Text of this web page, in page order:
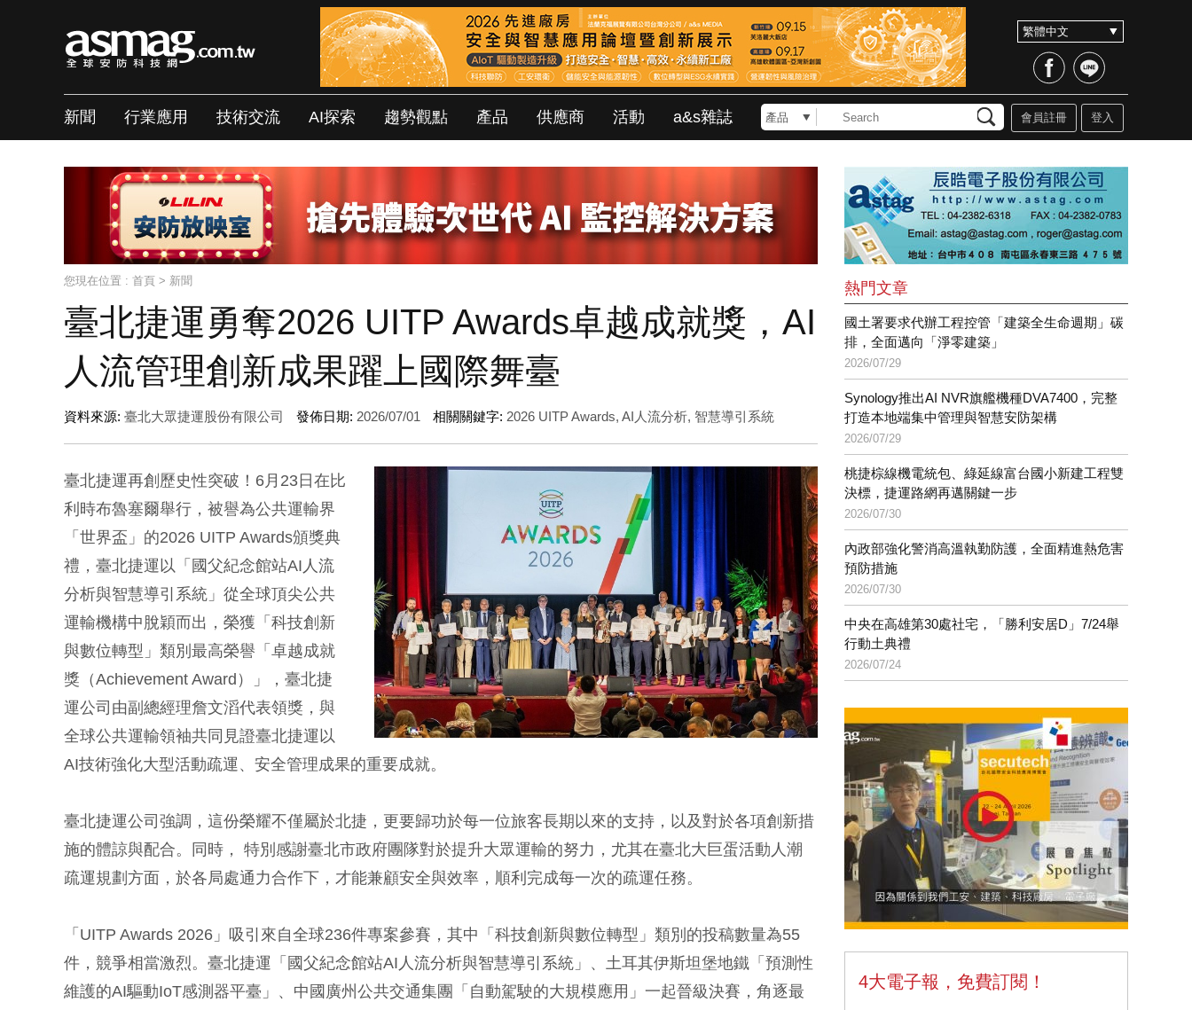
新聞 行業應用 技術交流 AI探索 趨勢觀點 產品 供應商 活動 a&s雜誌 登入
會員註冊
您現在位置 : 首頁 > 新聞
臺北捷運勇奪2026 UITP Awards卓越成就獎，AI
人流管理創新成果躍上國際舞臺
資料來源: 臺北大眾捷運股份有限公司 發佈日期: 2026/07/01 相關關鍵字: 2026 UITP Awards, AI人流分析, 智慧導引系統
臺北捷運再創歷史性突破！6月23日在比
利時布魯塞爾舉行，被譽為公共運輸界
「世界盃」的2026 UITP Awards頒獎典
禮，臺北捷運以「國父紀念館站AI人流
分析與智慧導引系統」從全球頂尖公共
運輸機構中脫穎而出，榮獲「科技創新
與數位轉型」類別最高榮譽「卓越成就
獎（Achievement Award）」，臺北捷
運公司由副總經理詹文滔代表領獎，與
全球公共運輸領袖共同見證臺北捷運以
AI技術強化大型活動疏運、安全管理成果的重要成就。
臺北捷運公司強調，這份榮耀不僅屬於北捷，更要歸功於每一位旅客長期以來的支持，以及對於各項創新措
施的體諒與配合。同時， 特別感謝臺北市政府團隊對於提升大眾運輸的努力，尤其在臺北大巨蛋活動人潮
疏運規劃方面，於各局處通力合作下，才能兼顧安全與效率，順利完成每一次的疏運任務。
「UITP Awards 2026」吸引來自全球236件專案參賽，其中「科技創新與數位轉型」類別的投稿數量為55
件，競爭相當激烈。臺北捷運「國父紀念館站AI人流分析與智慧導引系統」、土耳其伊斯坦堡地鐵「預測性
維護的AI驅動IoT感測器平臺」、中國廣州公共交通集團「自動駕駛的大規模應用」一起晉級決賽，角逐最
熱門文章
國土署要求代辦工程控管「建築全生命週期」碳
排，全面邁向「淨零建築」
2026/07/29
Synology推出AI NVR旗艦機種DVA7400，完整
打造本地端集中管理與智慧安防架構
2026/07/29
桃捷棕線機電統包、綠延線富台國小新建工程雙
決標，捷運路網再邁關鍵一步
2026/07/30
內政部強化警消高溫執勤防護，全面精進熱危害
預防措施
2026/07/30
中央在高雄第30處社宅，「勝利安居D」7/24舉
行動土典禮
2026/07/24
4大電子報，免費訂閱！